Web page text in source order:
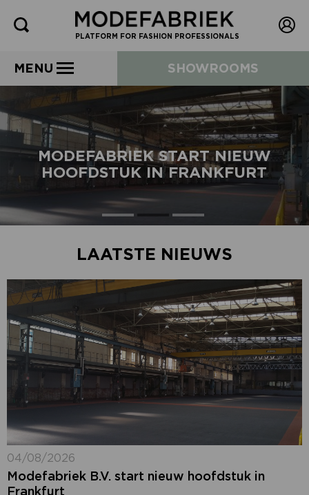
PLATFORM FOR FASHION PROFESSIONALS
MENU SHOWROOMS
MODEFABRIEK START NIEUW
HOOFDSTUK IN FRANKFURT
LAATSTE NIEUWS
04/08/2026
Modefabriek B.V. start nieuw hoofdstuk in
Frankfurt